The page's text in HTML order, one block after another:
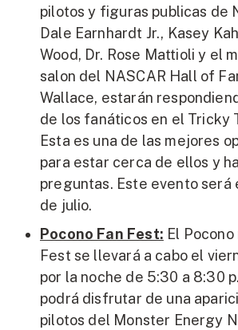
pilotos y figuras publicas de
Dale Earnhardt Jr., Kasey
Wood, Dr. Rose Mattioli y el
salon del NASCAR Hall of
Wallace, estarán
de los fanáticos en el Tricky
Esta es una de las mejores
para estar cerca de ellos y
preguntas. Este evento será
de julio.
Pocono Fan Fest: El
Fest se llevará a cabo el
por la noche de 5:30 a 8:30
podrá disfrutar de una
pilotos del Monster Energy